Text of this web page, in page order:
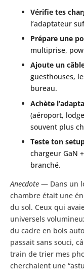
Vérifie tes
l’adaptateur
Prépare une
multiprise,
Ajoute un
guesthouses,
bureau.
Achète
(aéroport,
souvent plus
Teste ton
chargeur GaN
branché.
Anecdote — Dans un
chambre était une
du sol. Ceux qui
universels
du cadre en bois
passait sans souci,
train de trier mes
cherchaient une